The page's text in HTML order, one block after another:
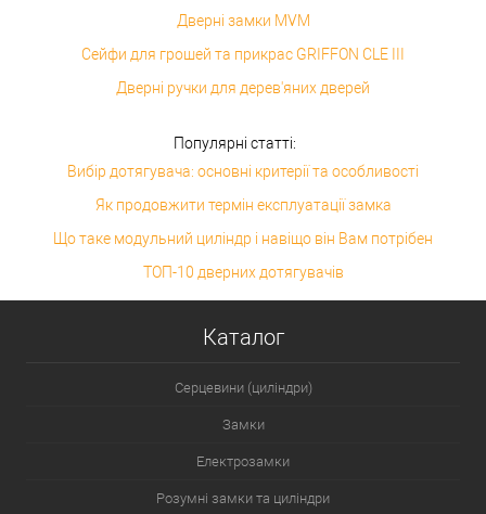
Дверні замки MVM
Сейфи для грошей та прикрас GRIFFON CLE III
Дверні ручки для дерев'яних дверей
Популярні статті:
Вибір дотягувача: основні критерії та особливості
Як продовжити термін експлуатації замка
Що таке модульний циліндр і навіщо він Вам потрібен
ТОП-10 дверних дотягувачів
Каталог
Серцевини (циліндри)
Замки
Електрозамки
Розумні замки та циліндри